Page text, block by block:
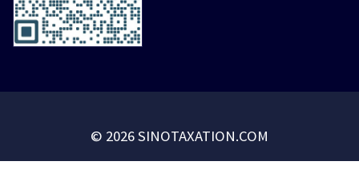
© 2026 SINOTAXATION.COM